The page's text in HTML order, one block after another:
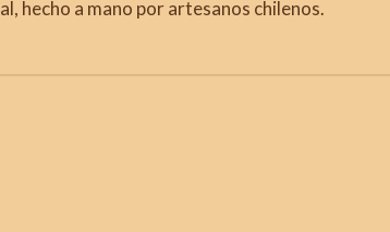
hecho a mano por artesanos chilenos.